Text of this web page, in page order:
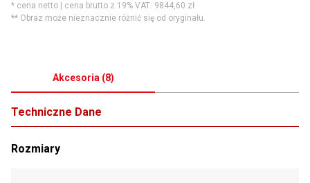
* cena netto | cena brutto z 19% VAT: 9844,60 zł
** Obraz może nieznacznie różnić się od oryginału.
Akcesoria (8)
Techniczne Dane
Rozmiary